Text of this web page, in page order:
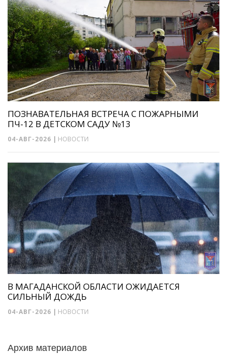
ПОЗНАВАТЕЛЬНАЯ ВСТРЕЧА С ПОЖАРНЫМИ
ПЧ-12 В ДЕТСКОМ САДУ №13
04-АВГ-2026 | НОВОСТИ
В МАГАДАНСКОЙ ОБЛАСТИ ОЖИДАЕТСЯ
СИЛЬНЫЙ ДОЖДЬ
04-АВГ-2026 | НОВОСТИ
Архив материалов